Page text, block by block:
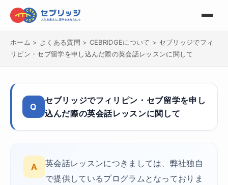
ホーム > よくある質問 > CEBRIDGEについて > セブリッジでフィ
リピン・セブ留学を申し込んだ際の英会話レッスンに関して
Q
セブリッジでフィリピン・セブ留学を申し
込んだ際の英会話レッスンに関して
A
英会話レッスンにつきましては、弊社独自
で提供しているプログラムとなっておりま